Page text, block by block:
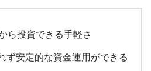
ら投資できる手軽さ
ず安定的な資金運用ができる